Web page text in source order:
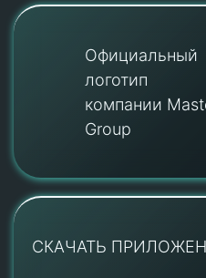
Официальный
логотип
компании
Group
СКАЧАТЬ